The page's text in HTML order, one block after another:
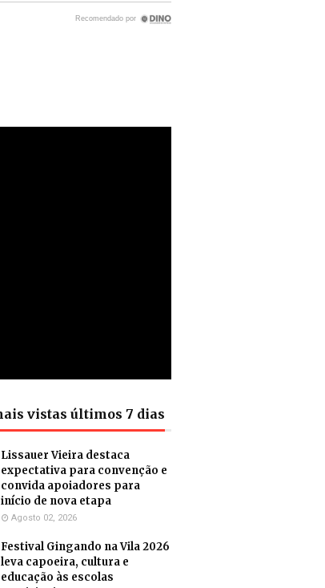
vistas últimos 7 dias
Lissauer Vieira destaca
expectativa para convenção e
convida apoiadores para
início de nova etapa
Agosto 02, 2026
Festival Gingando na Vila 2026
leva capoeira, cultura e
educação às escolas